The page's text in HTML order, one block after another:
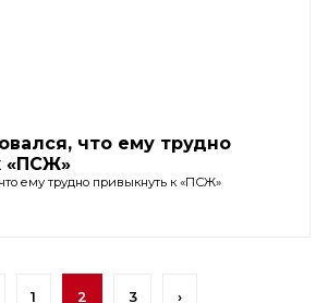
что ему трудно
«ПСЖ»
ему трудно привыкнуть к «ПСЖ»
1 2 3 ›